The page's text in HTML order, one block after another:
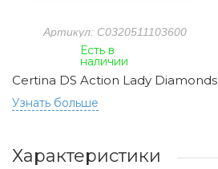
Артикул: C0320511103600
Есть в
наличии
Certina DS Action Lady Diamonds
Узнать больше
Характеристики